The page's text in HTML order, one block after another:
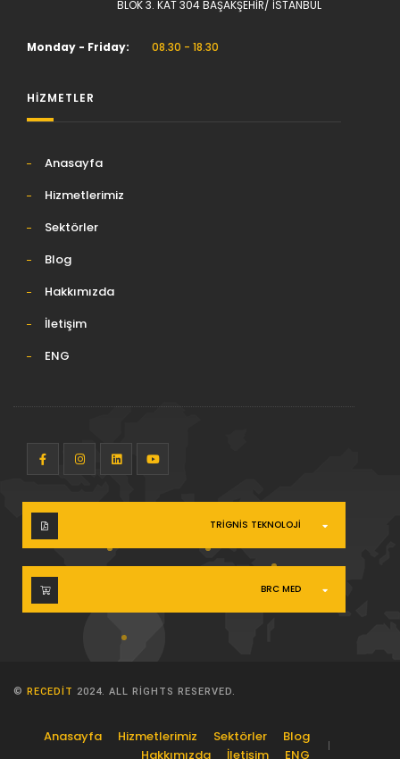
BLOK 3. KAT 304 BAŞAKŞEHİR/ İSTANBUL
Monday - Friday: 08.30 - 18.30
HİZMETLER
Anasayfa
Hizmetlerimiz
Sektörler
Blog
Hakkımızda
İletişim
ENG
TRIGNIS TEKNOLOJI
BRC MED
© RECEDIT 2024. ALL RIGHTS RESERVED.
Anasayfa Hizmetlerimiz Sektörler
Blog
Hakkımızda
İletişim ENG